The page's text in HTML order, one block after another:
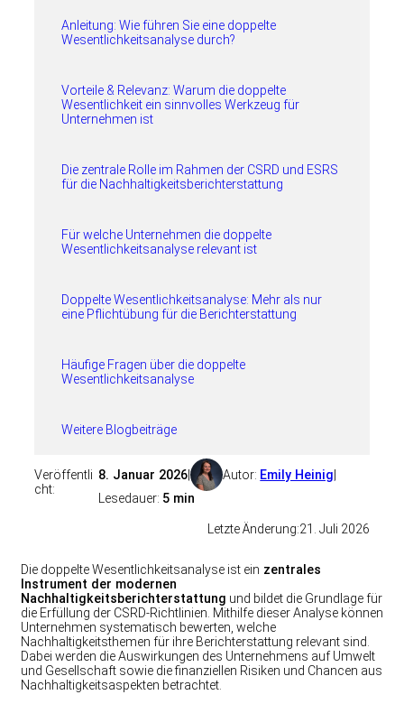
Anleitung: Wie führen Sie eine doppelte
Wesentlichkeitsanalyse durch?
Vorteile & Relevanz: Warum die doppelte
Wesentlichkeit ein sinnvolles Werkzeug für
Unternehmen ist
Die zentrale Rolle im Rahmen der CSRD und ESRS
für die Nachhaltigkeitsberichterstattung
Für welche Unternehmen die doppelte
Wesentlichkeitsanalyse relevant ist
Doppelte Wesentlichkeitsanalyse: Mehr als nur
eine Pflichtübung für die Berichterstattung
Häufige Fragen über die doppelte
Wesentlichkeitsanalyse
Weitere Blogbeiträge
Veröffentli
cht:
8. Januar 2026| Autor: Emily Heinig
Lesedauer: 5 min
Letzte Änderung:21. Juli 2026
Die doppelte Wesentlichkeitsanalyse ist ein zentrales
Instrument der modernen
Nachhaltigkeitsberichterstattung und bildet die Grundlage für
die Erfüllung der CSRD-Richtlinien. Mithilfe dieser Analyse können
Unternehmen systematisch bewerten, welche
Nachhaltigkeitsthemen für ihre Berichterstattung relevant sind.
Dabei werden die Auswirkungen des Unternehmens auf Umwelt
und Gesellschaft sowie die finanziellen Risiken und Chancen aus
Nachhaltigkeitsaspekten betrachtet.